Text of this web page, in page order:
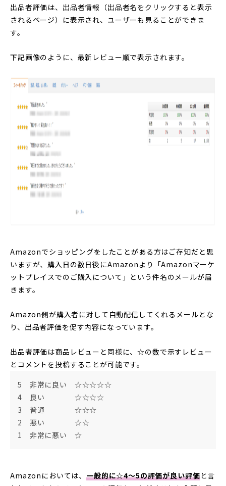
出品者評価は、出品者情報（出品者名をクリックすると表示
されるページ）に表示され、ユーザーも見ることができま
す。
下記画像のように、最新レビュー順で表示されます。
Amazonでショッピングをしたことがある方はご存知だと思
いますが、購入日の数日後にAmazonより「Amazonマーケ
ットプレイスでのご購入について」という件名のメールが届
きます。
Amazon側が購入者に対して自動配信してくれるメールとな
り、出品者評価を促す内容になっています。
出品者評価は商品レビューと同様に、☆の数で示すレビュー
とコメントを投稿することが可能です。
5 非常に良い ☆☆☆☆☆
4 良い ☆☆☆☆
3 普通 ☆☆☆
2 悪い ☆☆
1 非常に悪い ☆
Amazonにおいては、一般的に☆4～5の評価が良い評価と言